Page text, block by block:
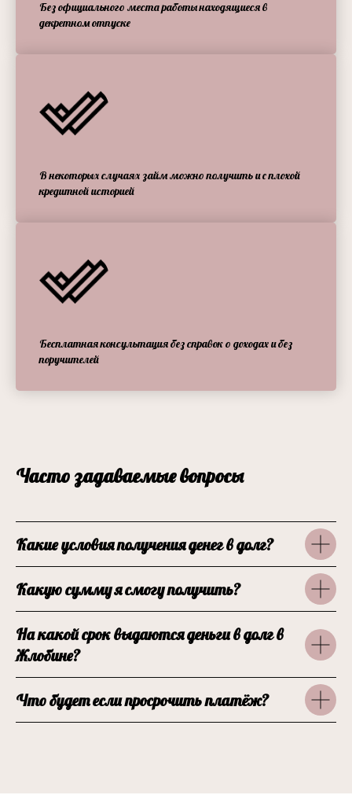
Без официального места работы находящиеся в
декретном отпуске
В некоторых случаях займ можно получить и с плохой
кредитной историей
Бесплатная консультация без справок о доходах и без
поручителей
Часто задаваемые вопросы
Какие условия получения денег в долг?
Какую сумму я смогу получить?
На какой срок выдаются деньги в долг в
Жлобине?
Что будет если просрочить платёж?